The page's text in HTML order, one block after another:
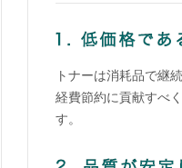
トナーは消耗品で継
経費節約に貢献すべ
す。